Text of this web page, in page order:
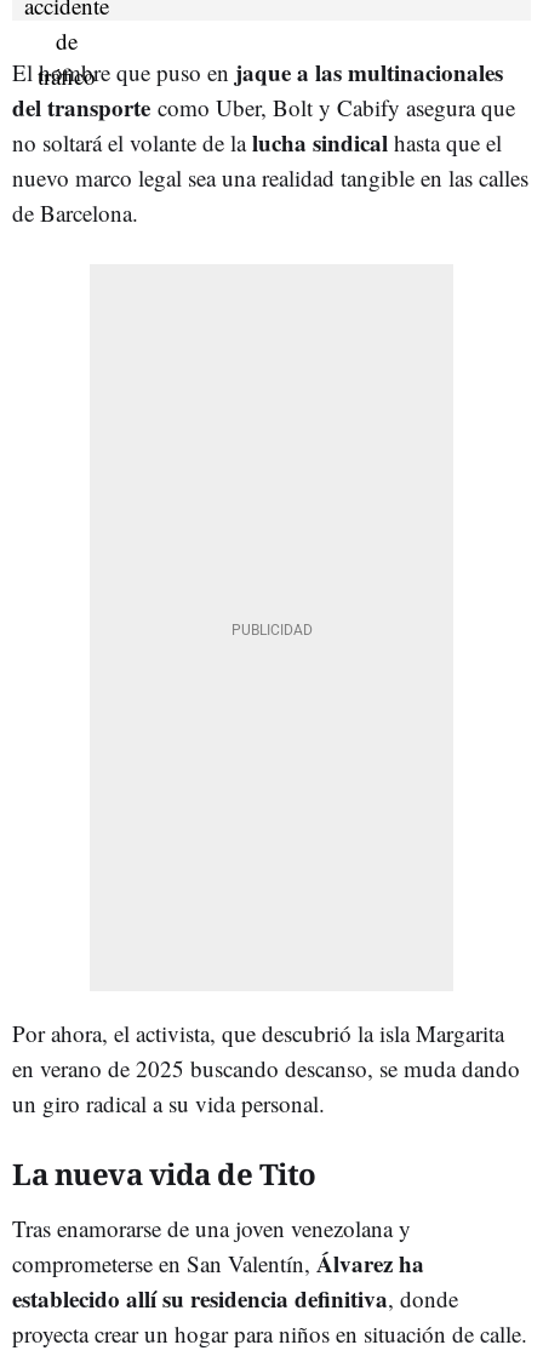
El hombre que puso en jaque a las multinacionales
del transporte como Uber, Bolt y Cabify asegura que
no soltará el volante de lalucha sindical hasta que el
nuevo marco legal sea una realidad tangible en las calles
de Barcelona.
Por ahora, el activista, que descubrió la isla Margarita
en verano de 2025 buscando descanso, se muda dando
un giro radical a su vida personal.
La nueva vida de Tito
Tras enamorarse de una joven venezolana y
comprometerse en San Valentín, Álvarez ha
establecido allí su residencia definitiva, donde
proyecta crear un hogar para niños en situación de calle.